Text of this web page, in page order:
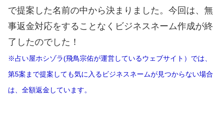
で提案した名前の中から決まりました。今回は、無
事返金対応をすることなくビジネスネーム作成が終
了したのでした！
※占い屋ホシゾラ(飛鳥宗佑が運営しているウェブサイト）では、
第5案まで提案しても気に入るビジネスネームが見つからない場合
は、全額返金しています。